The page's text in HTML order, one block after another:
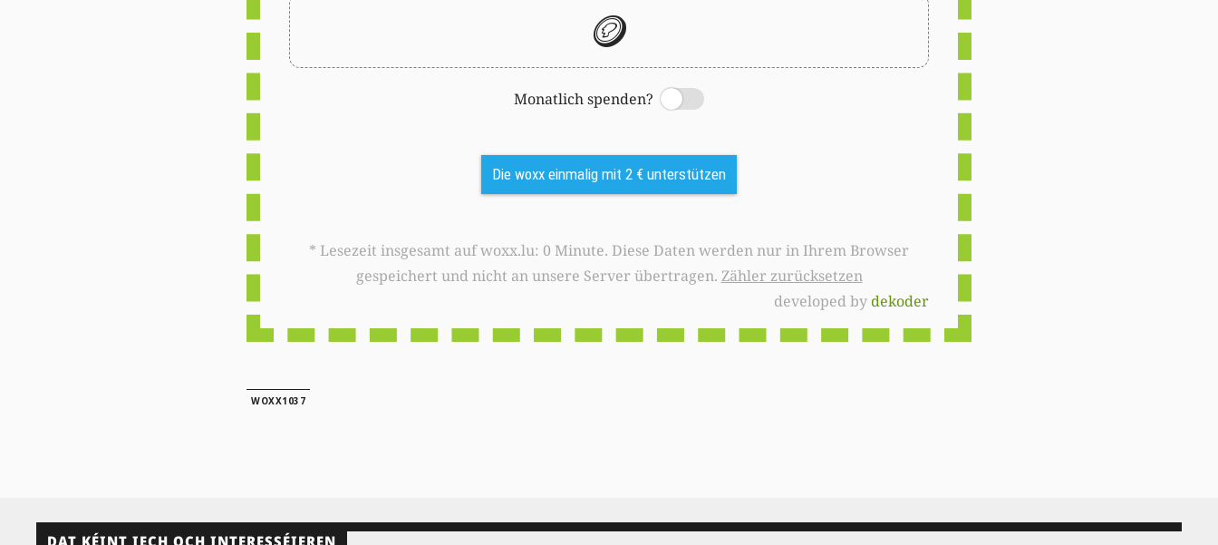
🪙
Monatlich spenden?
Switch
Die woxx einmalig mit 2 € unterstützen
* Lesezeit insgesamt auf woxx.lu: 0 Minute. Diese Daten werden nur in Ihrem Browser
gespeichert und nicht an unsere Server übertragen. Zähler zurücksetzen
developed bydekoder
WOXX1037
DAT KÉINT IECH OCH INTERESSÉIEREN